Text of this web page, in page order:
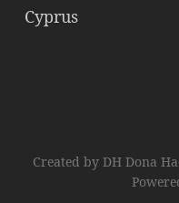
Cyprus
Created by DH Dona